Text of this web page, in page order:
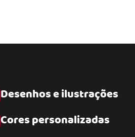
Desenhos e ilustrações
Cores personalizadas